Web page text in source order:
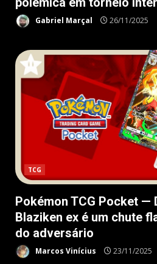
Gabriel Marçal 26/11/2025
TCG
Pokémon TCG Pocket —
Blaziken ex é um chute
do adversário
Marcos Vinícius 23/11/2025